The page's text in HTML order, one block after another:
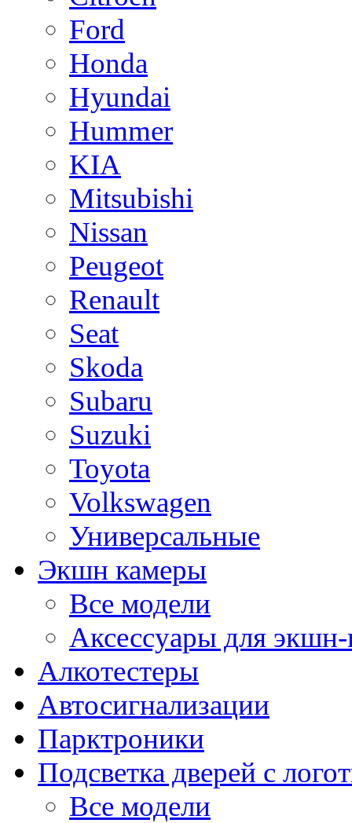
Ford
Honda
Hyundai
Hummer
KIA
Mitsubishi
Nissan
Peugeot
Renault
Seat
Skoda
Subaru
Suzuki
Toyota
Volkswagen
Универсальные
Экшн камеры
Все модели
Аксессуары для
Алкотестеры
Автосигнализации
Парктроники
Подсветка дверей с
Все модели